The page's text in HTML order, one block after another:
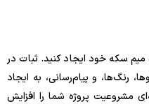
سکه خود ایجاد کنید. ثبات در
رنگ‌ها، و پیام‌رسانی، به ایجاد
مشروعیت پروژه شما را افزایش